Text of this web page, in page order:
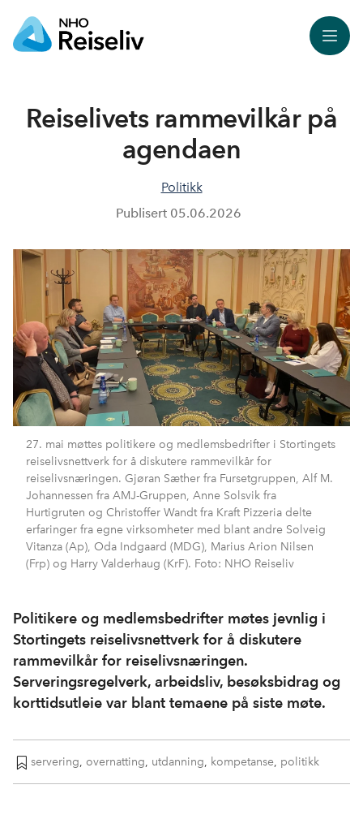
Meny
Reiselivets rammevilkår på
agendaen
Politikk
Publisert 05.06.2026
27. mai møttes politikere og medlemsbedrifter i Stortingets
reiselivsnettverk for å diskutere rammevilkår for
reiselivsnæringen. Gjøran Sæther fra Fursetgruppen, Alf M.
Johannessen fra AMJ-Gruppen, Anne Solsvik fra
Hurtigruten og Christoffer Wandt fra Kraft Pizzeria delte
erfaringer fra egne virksomheter med blant andre Solveig
Vitanza (Ap), Oda Indgaard (MDG), Marius Arion Nilsen
(Frp) og Harry Valderhaug (KrF). Foto: NHO Reiseliv
Politikere og medlemsbedrifter møtes jevnlig i
Stortingets reiselivsnettverk for å diskutere
rammevilkår for reiselivsnæringen.
Serveringsregelverk, arbeidsliv, besøksbidrag og
korttidsutleie var blant temaene på siste møte.
servering, overnatting, utdanning, kompetanse, politikk